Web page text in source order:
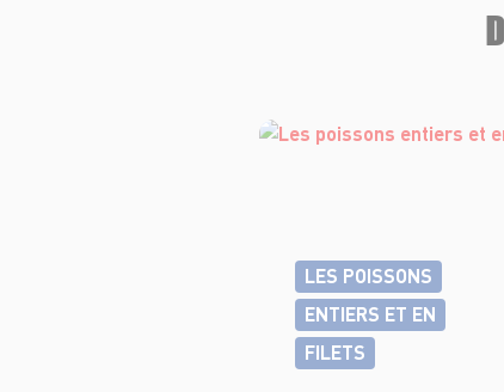
LES POISSONS
ENTIERS ET EN
FILETS